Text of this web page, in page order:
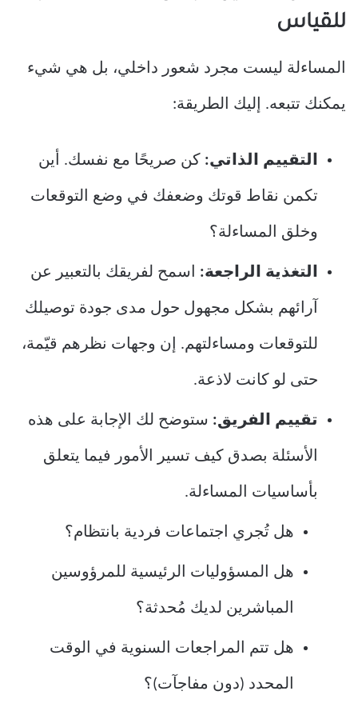
للقياس
المساءلة ليست مجرد شعور داخلي، بل هي شيء
يمكنك تتبعه. إليك الطريقة:
التقييم الذاتي: كن صريحًا مع نفسك. أين
تكمن نقاط قوتك وضعفك في وضع التوقعات
وخلق المساءلة؟
التغذية الراجعة: اسمح لفريقك بالتعبير عن
آرائهم بشكل مجهول حول مدى جودة توصيلك
للتوقعات ومساءلتهم. إن وجهات نظرهم قيّمة،
حتى لو كانت لاذعة.
تقييم الفريق: ستوضح لك الإجابة على هذه
الأسئلة بصدق كيف تسير الأمور فيما يتعلق
بأساسيات المساءلة.
هل تُجري اجتماعات فردية بانتظام؟
هل المسؤوليات الرئيسية للمرؤوسين
المباشرين لديك مُحدثة؟
هل تتم المراجعات السنوية في الوقت
المحدد (دون مفاجآت)؟